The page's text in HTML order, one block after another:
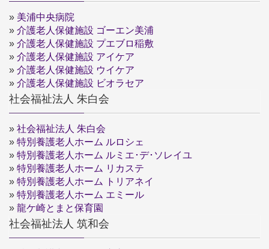
» 美浦中央病院
» 介護老人保健施設 ゴーエン美浦
» 介護老人保健施設 プエブロ稲敷
» 介護老人保健施設 アイケア
» 介護老人保健施設 ウイケア
» 介護老人保健施設 ビオラセア
社会福祉法人 朱白会
» 社会福祉法人 朱白会
» 特別養護老人ホーム ルロシェ
» 特別養護老人ホーム ルミエ･デ･ソレイユ
» 特別養護老人ホーム リカステ
» 特別養護老人ホーム トリアネイ
» 特別養護老人ホーム エミール
» 龍ケ崎とまと保育園
社会福祉法人 筑和会